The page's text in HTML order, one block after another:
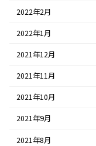
2022年2月
2022年1月
2021年12月
2021年11月
2021年10月
2021年9月
2021年8月